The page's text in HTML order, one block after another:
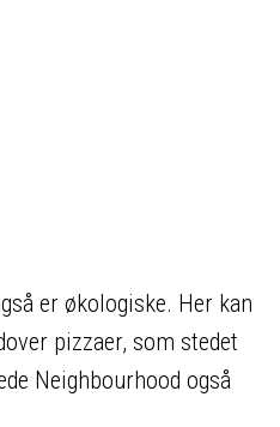
er økologiske. Her kan
pizzaer, som stedet
Neighbourhood også